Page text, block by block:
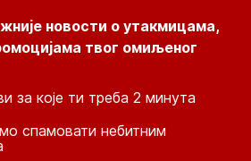
новости о утакмицама,
твог омиљеног
за које ти треба 2 минута
спамовати небитним